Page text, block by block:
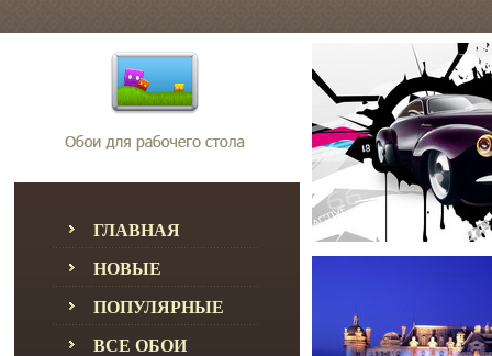
ГЛАВНАЯ
НОВЫЕ
ПОПУЛЯРНЫЕ
ВСЕ ОБОИ